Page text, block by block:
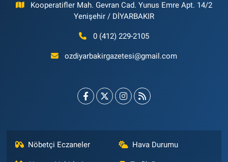
Kooperatifler Mah. Gevran Cad. Yunus Emre Apt. 14/2
Yenişehir / DİYARBAKIR
0 (412) 229-2105
ozdiyarbakirgazetesi@gmail.com
Nöbetçi Eczaneler Hava Durumu